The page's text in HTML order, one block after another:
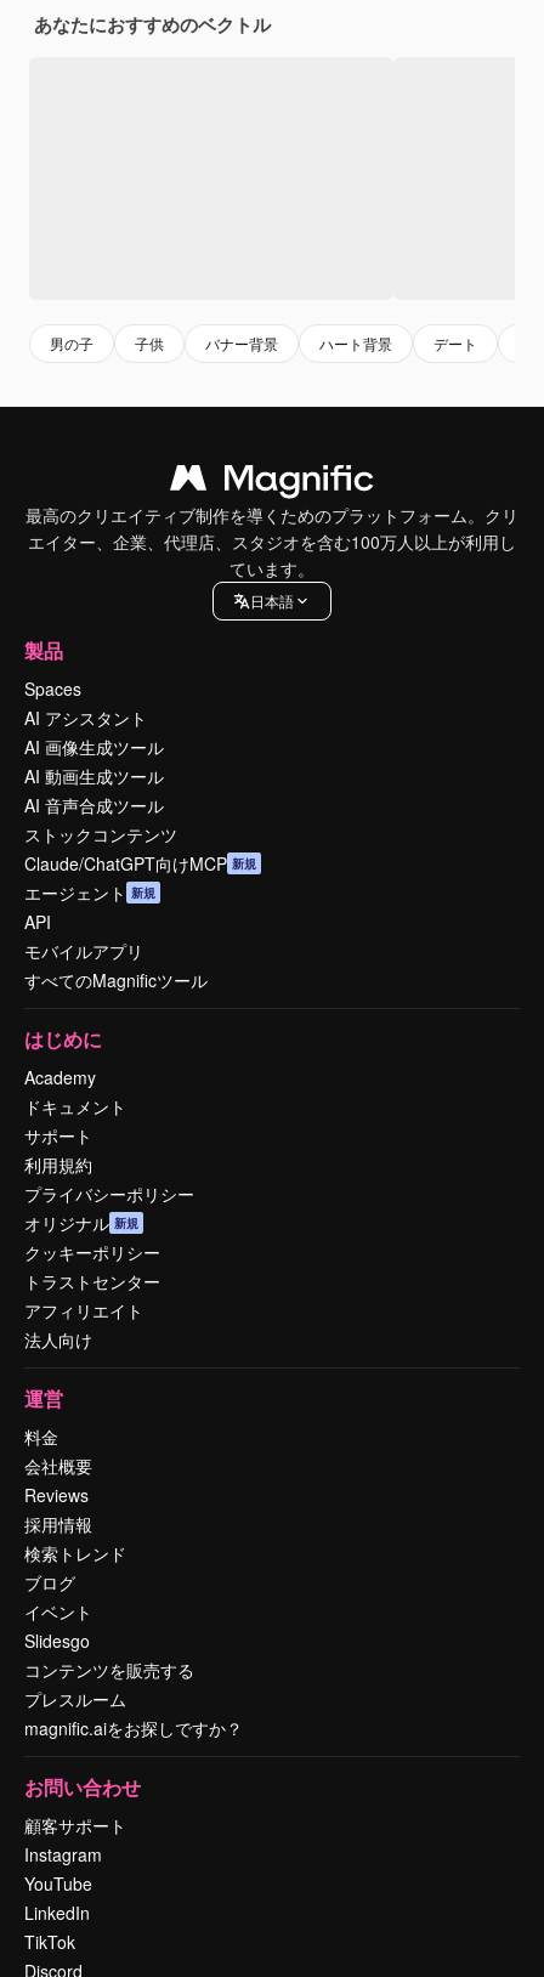
あなたにおすすめのベクトル
男の子 子供 バナー背景 ハート背景 デート
最高のクリエイティブ制作を導くためのプラットフォーム。クリ
エイター、企業、代理店、スタジオを含む100万人以上が利用し
ています。
日本語
製品
Spaces
AI アシスタント
AI 画像生成ツール
AI 動画生成ツール
AI 音声合成ツール
ストックコンテンツ
Claude/ChatGPT向けMCP 新規
エージェント 新規
API
モバイルアプリ
すべてのMagnificツール
はじめに
Academy
ドキュメント
サポート
利用規約
プライバシーポリシー
オリジナル 新規
クッキーポリシー
トラストセンター
アフィリエイト
法人向け
運営
料金
会社概要
Reviews
採用情報
検索トレンド
ブログ
イベント
Slidesgo
コンテンツを販売する
プレスルーム
magnific.aiをお探しですか？
お問い合わせ
顧客サポート
Instagram
YouTube
LinkedIn
TikTok
Discord